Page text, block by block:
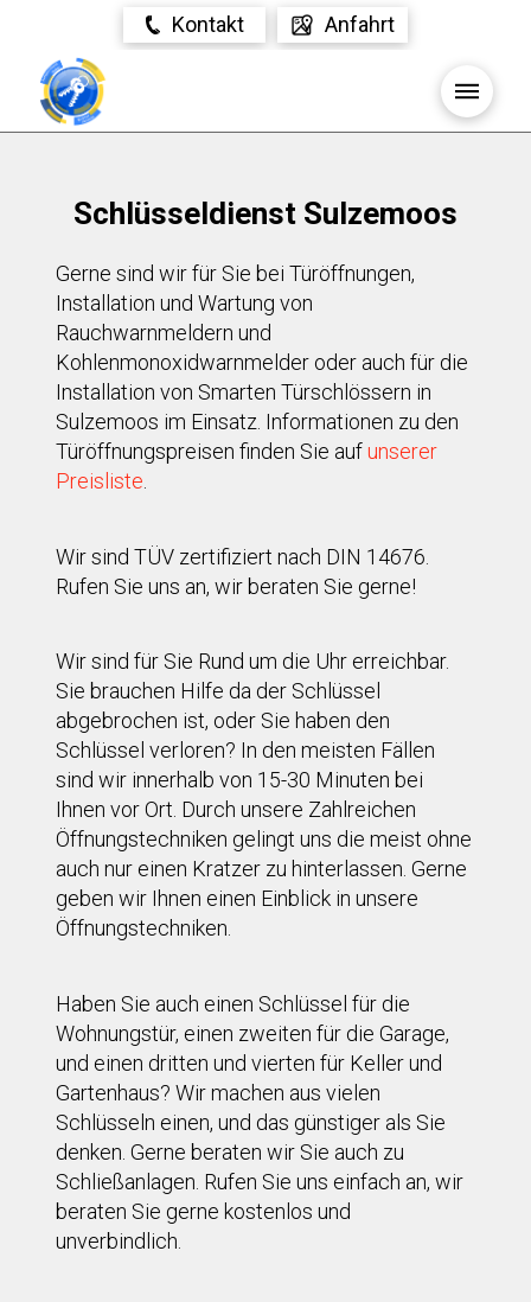
Kontakt Anfahrt
Schlüsseldienst Sulzemoos
Gerne sind wir für Sie bei Türöffnungen,
Installation und Wartung von
Rauchwarnmeldern und
Kohlenmonoxidwarnmelder oder auch für die
Installation von Smarten Türschlössern in
Sulzemoos im Einsatz. Informationen zu den
Türöffnungspreisen finden Sie aufunserer
Preisliste
Wir sind TÜV zertifiziert nach DIN 14676.
Rufen Sie uns an, wir beraten Sie gerne!
Wir sind für Sie Rund um die Uhr erreichbar.
Sie brauchen Hilfe da der Schlüssel
abgebrochen ist, oder Sie haben den
Schlüssel verloren? In den meisten Fällen
sind wir innerhalb von 15-30 Minuten bei
Ihnen vor Ort. Durch unsere Zahlreichen
Öffnungstechniken gelingt uns die meist ohne
auch nur einen Kratzer zu hinterlassen. Gerne
geben wir Ihnen einen Einblick in unsere
Öffnungstechniken.
Haben Sie auch einen Schlüssel für die
Wohnungstür, einen zweiten für die Garage,
und einen dritten und vierten für Keller und
Gartenhaus? Wir machen aus vielen
Schlüsseln einen, und das günstiger als Sie
denken. Gerne beraten wir Sie auch zu
Schließanlagen. Rufen Sie uns einfach an, wir
beraten Sie gerne kostenlos und
unverbindlich.